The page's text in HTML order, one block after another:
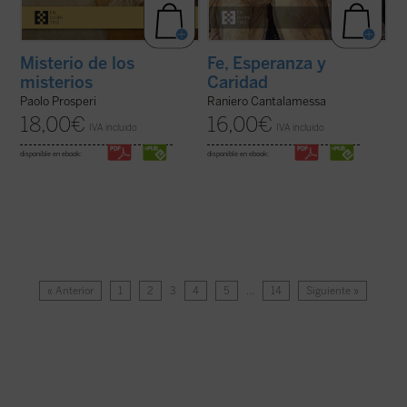
Misterio de los
misterios
Paolo Prosperi
18,00€ IVA incluido
disponible en ebook:
Fe, Esperanza y
Caridad
Raniero Cantalamessa
16,00€ IVA incluido
disponible en ebook:
« Anterior 1 2 3 4 5 … 14 Siguiente »